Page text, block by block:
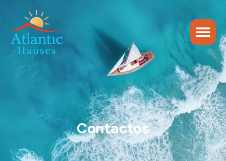
Contactos